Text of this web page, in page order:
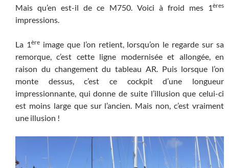
Mais qu’en est-il de ce M750. Voici à froid mes 1ères
impressions.
La 1èreimage que l’on retient, lorsqu’on le regarde sur sa
remorque, c’est cette ligne modernisée et allongée, en
raison du changement du tableau AR. Puis lorsque l’on
monte dessus, c’est ce cockpit d’une longueur
impressionnante, qui donne de suite l’illusion que celui-ci
est moins large que sur l’ancien. Mais non, c’est vraiment
une illusion !